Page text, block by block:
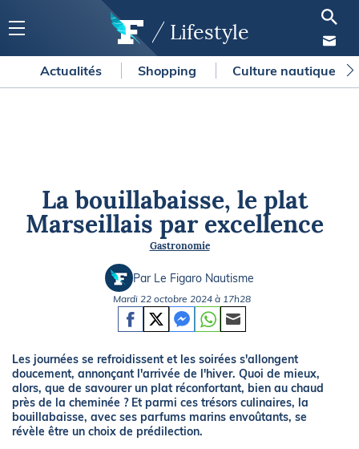
Lifestyle
Actualités Shopping Culture nautique
La bouillabaisse, le plat
Marseillais par excellence
Gastronomie
Par Le Figaro Nautisme
Mardi 22 octobre 2024 à 17h28
Les journées se refroidissent et les soirées s'allongent
doucement, annonçant l'arrivée de l'hiver. Quoi de mieux,
alors, que de savourer un plat réconfortant, bien au chaud
près de la cheminée ? Et parmi ces trésors culinaires, la
bouillabaisse, avec ses parfums marins envoûtants, se
révèle être un choix de prédilection.